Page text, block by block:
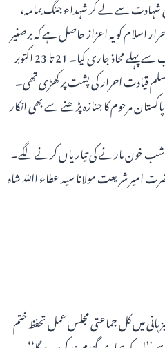
شہادت سے لے کر شہداء جنگ یمامہ،
ہے۔ مجلس احرار اسلام کو یہ اعزاز حاصل ہے کہ برصغیر
میں مرزا غلام قادیانی کی امت مرتدہ کی حقیقت کو بے نقاب کرنے کے لیے اجتماعی سطح پر سب سے پہلے محاذ جاری کیا۔ 21 تا 23 اکتوبر
مسلم قیادت احرار کی پشت پر کھڑی تھی۔
مرحوم کا جنازہ پڑھنے سے بھی انکار
پر شب خون مارنے کی تیاریاں کرنے لگے۔
تو بانی احرار حضرت امیر شریعت مولانا سید عطاء اﷲ شاہ
میں کل جماعتی مجلس عمل تحفظ ختم